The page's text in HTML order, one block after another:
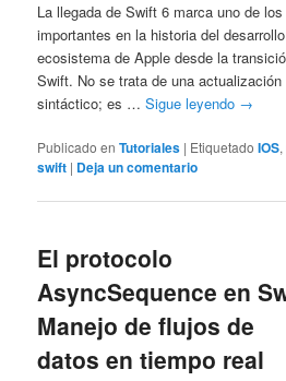
La llegada de Swift 6 marca uno de
importantes en la historia del
ecosistema de Apple desde la
Swift. No se trata de una
sintáctico; es …Sigue leyendo →
Publicado en Tutoriales | Etiquetado IOS,
swift | Deja un comentario
El protocolo
AsyncSequence en
Manejo de flujos de
datos en tiempo real